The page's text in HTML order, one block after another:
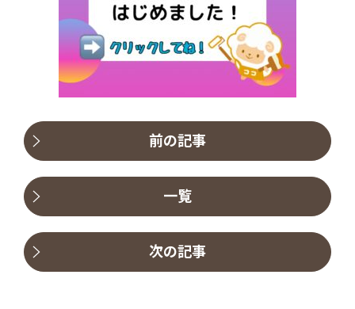
前の記事
一覧
次の記事